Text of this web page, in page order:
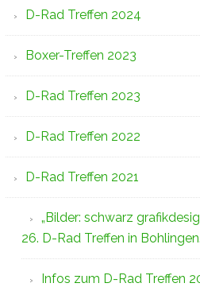
D-Rad Treffen 2024
Boxer-Treffen 2023
D-Rad Treffen 2023
D-Rad Treffen 2022
D-Rad Treffen 2021
„Bilder: schwarz
26. D-Rad Treffen in Bohlingen.
Infos zum D-Rad Treffen